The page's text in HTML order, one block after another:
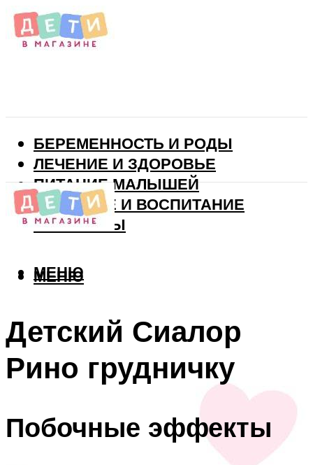
БЕРЕМЕННОСТЬ И РОДЫ
ЛЕЧЕНИЕ И ЗДОРОВЬЕ
ПИТАНИЕ МАЛЫШЕЙ
РАЗВИТИЕ И ВОСПИТАНИЕ
ВИТАМИНЫ
МЕНЮ
МЕНЮ
Детский Сиалор
Рино грудничку
Побочные эффекты